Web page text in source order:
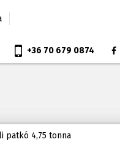
+36 70 679 0874
patkó 4,75 tonna